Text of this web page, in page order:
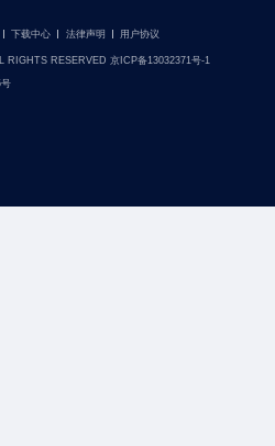
下载中心 法律声明 用户协议
RIGHTS RESERVED 京ICP备13032371号-1